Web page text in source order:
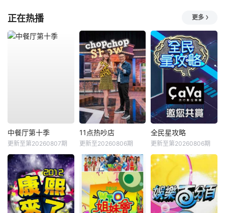
正在热播 更多
中餐厅第十季
更新至第20260807期
11点热吵店
更新至20260806期
全民星攻略
更新至第20260806期